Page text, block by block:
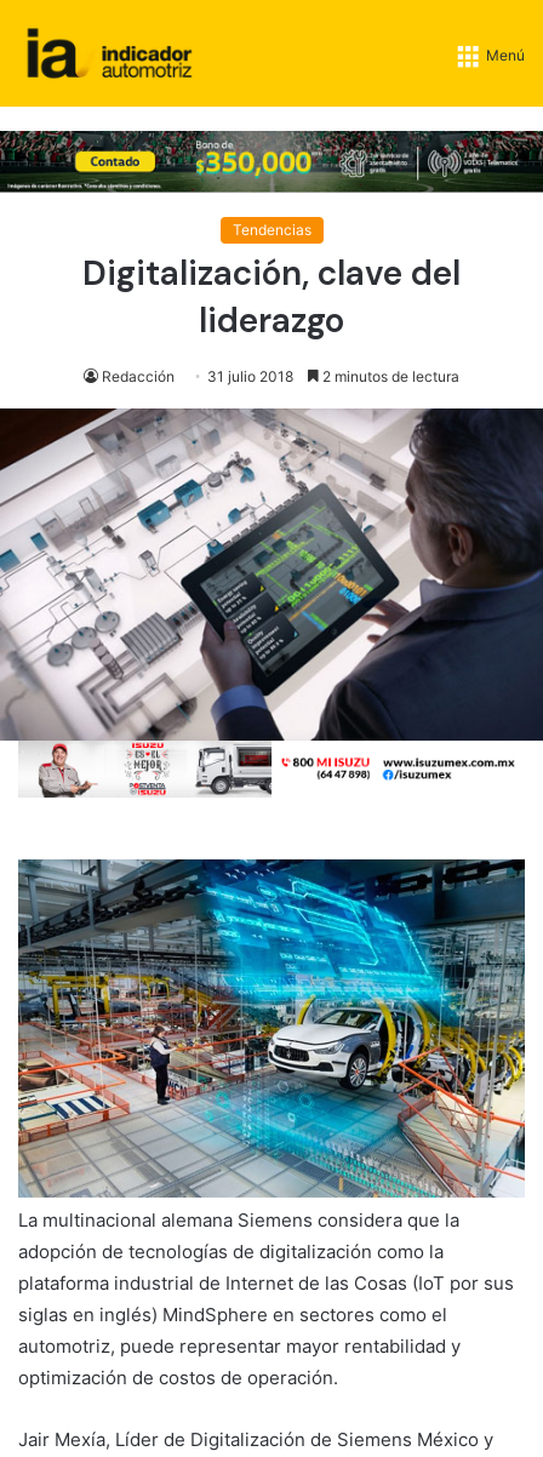
Menú
Tendencias
Digitalización, clave del
liderazgo
Redacción 31 julio 2018 2 minutos de lectura
La multinacional alemana Siemens considera que la
adopción de tecnologías de digitalización como la
plataforma industrial de Internet de las Cosas (IoT por sus
siglas en inglés) MindSphere en sectores como el
automotriz, puede representar mayor rentabilidad y
optimización de costos de operación.
Jair Mexía, Líder de Digitalización de Siemens México y